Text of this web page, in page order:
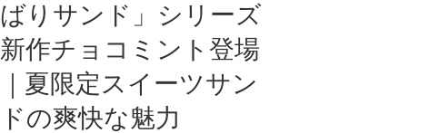
ばりサンド」シリーズ
新作チョコミント登場
｜夏限定スイーツサン
ドの爽快な魅力